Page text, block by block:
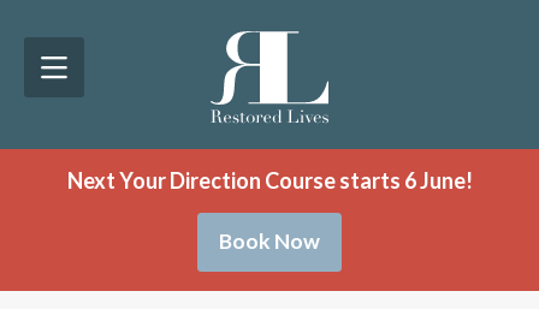
Next Your Direction Course starts 6 June!
Book Now